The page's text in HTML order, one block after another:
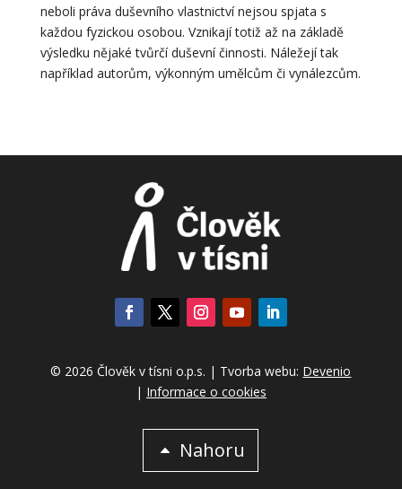
neboli práva duševního vlastnictví nejsou spjata s
každou fyzickou osobou. Vznikají totiž až na základě
výsledku nějaké tvůrčí duševní činnosti. Náležejí tak
například autorům, výkonným umělcům či vynálezcům.
© 2026 Člověk v tísni o.p.s. | Tvorba webu: Devenio
| Informace o cookies
Nahoru